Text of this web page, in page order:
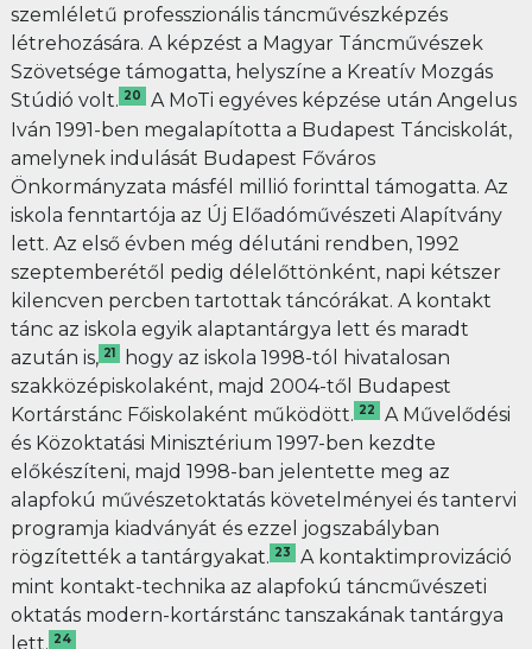
szemléletű professzionális táncművészképzés
létrehozására. A képzést a Magyar Táncművészek
Szövetsége támogatta, helyszíne a Kreatív Mozgás
Stúdió volt. 20
A MoTi egyéves képzése után Angelus
Iván 1991-ben megalapította a Budapest Tánciskolát,
amelynek indulását Budapest Főváros
Önkormányzata másfél millió forinttal támogatta. Az
iskola fenntartója az Új Előadóművészeti Alapítvány
lett. Az első évben még délutáni rendben, 1992
szeptemberétől pedig délelőttönként, napi kétszer
kilencven percben tartottak táncórákat. A kontakt
tánc az iskola egyik alaptantárgya lett és maradt
azután is, 21
hogy az iskola 1998-tól hivatalosan
szakközépiskolaként, majd 2004-től Budapest
Kortárstánc Főiskolaként működött. 22
A Művelődési
és Közoktatási Minisztérium 1997-ben kezdte
előkészíteni, majd 1998-ban jelentette meg az
alapfokú művészetoktatás követelményei és tantervi
programja kiadványát és ezzel jogszabályban
rögzítették a tantárgyakat. 23
A kontaktimprovizáció
mint kontakt-technika az alapfokú táncművészeti
oktatás modern-kortárstánc tanszakának tantárgya
lett. 24